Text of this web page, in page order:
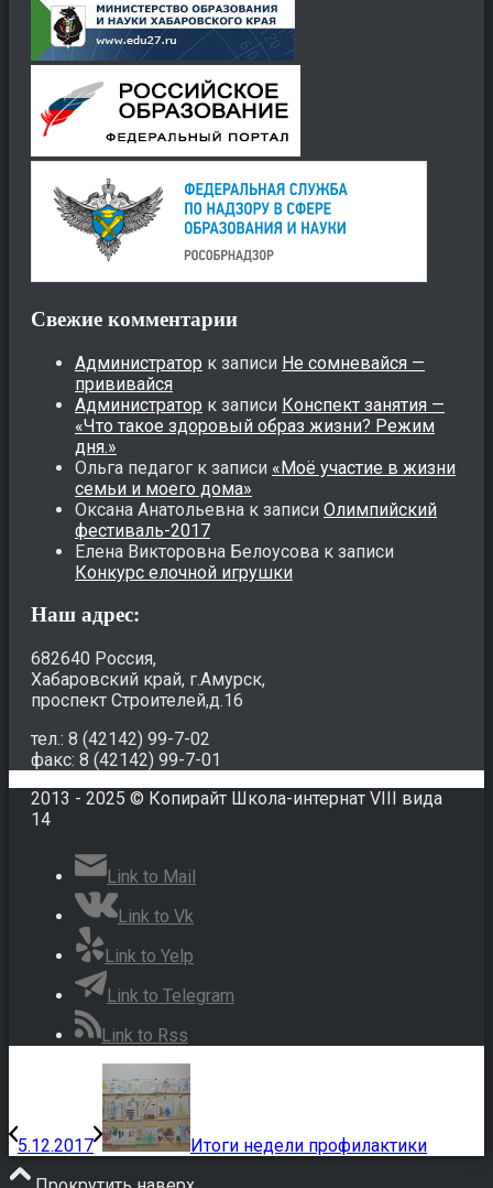
Свежие комментарии
Администратор к записи Не сомневайся —
прививайся
Администратор к записи Конспект занятия —
«Что такое здоровый образ жизни? Режим
дня.»
Ольга педагог к записи «Моё участие в жизни
семьи и моего дома»
Оксана Анатольевна к записи Олимпийский
фестиваль-2017
Елена Викторовна Белоусова к записи
Конкурс елочной игрушки
Наш адрес:
682640 Россия,
Хабаровский край, г.Амурск,
проспект Строителей,д.16
тел.: 8 (42142) 99-7-02
факс: 8 (42142) 99-7-01
2013 - 2025 © Копирайт Школа-интернат VIII вида
14
Link to Mail
Link to Vk
Link to Yelp
Link to Telegram
Link to Rss
5.12.2017
Итоги недели профилактики